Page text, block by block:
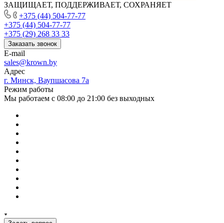
ЗАЩИЩАЕТ, ПОДДЕРЖИВАЕТ, СОХРАНЯЕТ
+375 (44) 504-77-77
+375 (44) 504-77-77
+375 (29) 268 33 33
Заказать звонок
E-mail
sales@krown.by
Адрес
г. Минск, Ваупшасова 7а
Режим работы
Мы работаем с 08:00 до 21:00 без выходных